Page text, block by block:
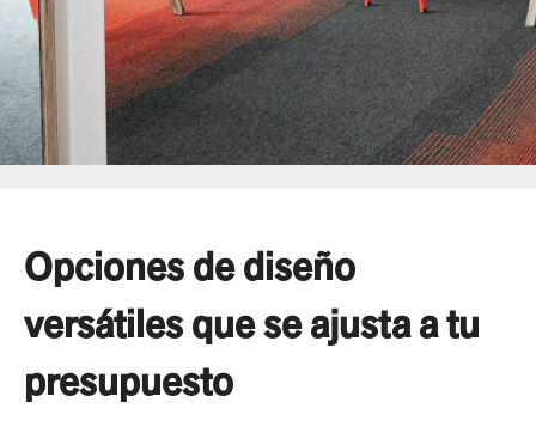
Opciones de diseño
versátiles que se ajusta a tu
presupuesto